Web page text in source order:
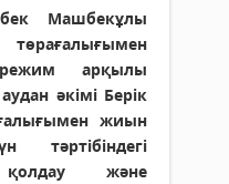
Машбекұлы
режим арқылы
әкімі Берік
жиын
қолдау және